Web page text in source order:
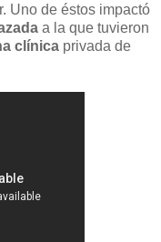
Uno de éstos impactó
a la que tuvieron
clínica privada de